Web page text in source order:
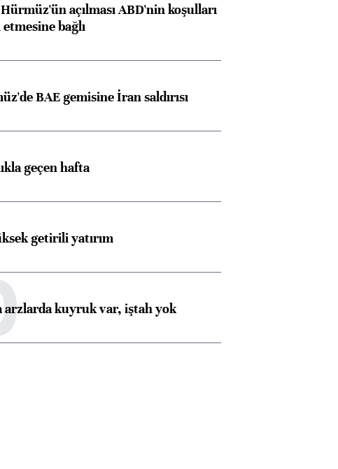
açılması ABD'nin koşulları
bağlı
BAE gemisine İran saldırısı
geçen hafta
getirili yatırım
arzlarda kuyruk var, iştah yok